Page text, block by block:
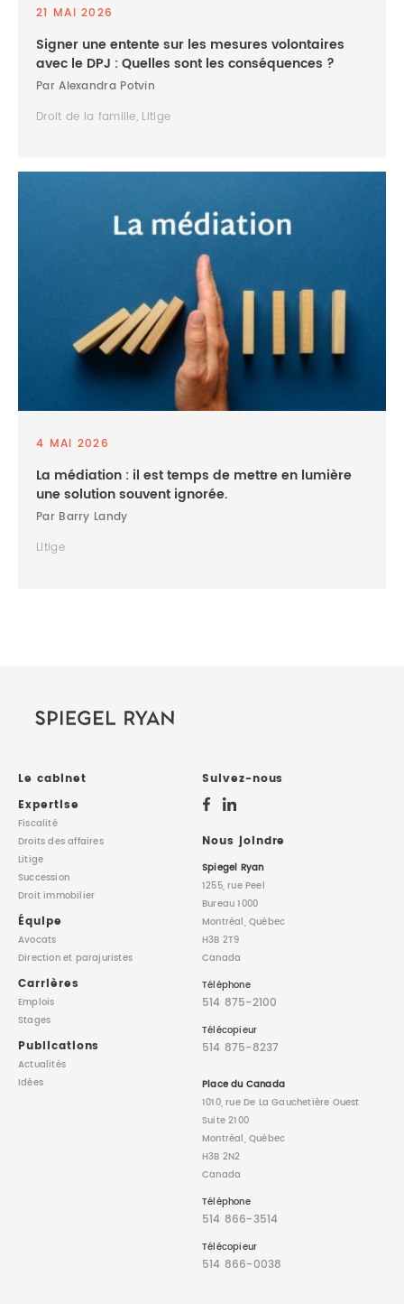
21 MAI 2026
Signer une entente sur les mesures volontaires
avec le DPJ : Quelles sont les conséquences ?
Par Alexandra Potvin
Droit de la famille, Litige
4 MAI 2026
La médiation : il est temps de mettre en lumière
une solution souvent ignorée.
Par Barry Landy
Litige
Le cabinet
Expertise
Fiscalité
Droits des affaires
Litige
Succession
Droit immobilier
Équipe
Avocats
Directionet parajuristes
Carrières
Emplois
Stages
Publications
Actualités
Idées
Suivez-nous
Nous joindre
Spiegel Ryan
1255, rue Peel
Bureau 1000
Montréal, Québec
H3B 2T9
Canada
Téléphone
514 875-2100
Télécopieur
514 875-8237
Place du Canada
1010, rue De La Gauchetière Ouest
Suite 2100
Montréal, Québec
H3B 2N2
Canada
Téléphone
514 866-3514
Télécopieur
514 866-0038